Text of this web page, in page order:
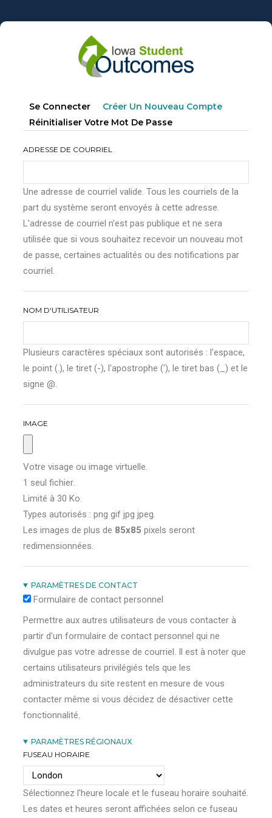
au
Onglets
principaux
Se Connecter Créer Un Nouveau Compte
Réinitialiser Votre Mot De Passe
ADRESSE DE COURRIEL
Une adresse de courriel valide. Tous les courriels de la
part du système seront envoyés à cette adresse.
L'adresse de courriel n'est pas publique et ne sera
utilisée que si vous souhaitez recevoir un nouveau mot
de passe, certaines actualités ou des notifications par
courriel.
NOM D'UTILISATEUR
Plusieurs caractères spéciaux sont autorisés : l'espace,
le point (.), le tiret (-), l'apostrophe ('), le tiret bas (_) et le
signe @.
IMAGE
Votre visage ou image virtuelle.
1 seul fichier.
Limité à 30 Ko.
Types autorisés : png gif jpg jpeg.
Les images de plus de 85x85 pixels seront
redimensionnées.
PARAMÈTRES DE CONTACT
Formulaire de contact personnel
Permettre aux autres utilisateurs de vous contacter à
partir d'un formulaire de contact personnel qui ne
divulgue pas votre adresse de courriel. Il est à noter que
certains utilisateurs privilégiés tels que les
administrateurs du site restent en mesure de vous
contacter même si vous décidez de désactiver cette
fonctionnalité.
PARAMÈTRES RÉGIONAUX
FUSEAU HORAIRE
Sélectionnez l'heure locale et le fuseau horaire souhaité.
Les dates et heures seront affichées selon ce fuseau